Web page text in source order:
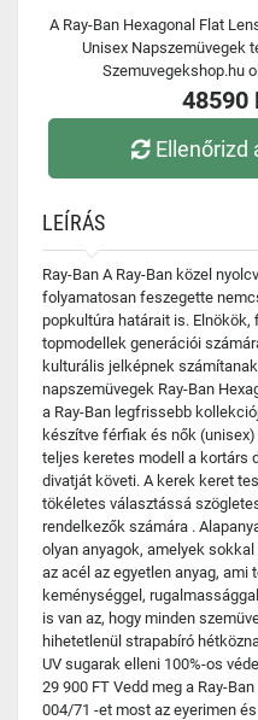
A Ray-Ban Hexagonal Flat
Unisex Napszemüvegek
Szemuvegekshop.hu
48590
Ellenőrizd
LEÍRÁS
Ray-Ban A Ray-Ban közel
folyamatosan feszegette
popkultúra határait is.
topmodellek generációi
kulturális jelképnek
napszemüvegek Ray-Ban
a Ray-Ban legfrissebb
készítve férfiak és nők
teljes keretes modell a kortárs
divatját követi. A kerek keret
tökéletes választássá
rendelkezők számára .
olyan anyagok, amelyek
az acél az egyetlen anyag,
keménységgel,
is van az, hogy minden
hihetetlenül strapabíró
UV sugarak elleni 100%-os
29 900 FT Vedd meg a Ray-
004/71 -et most az eyerimen